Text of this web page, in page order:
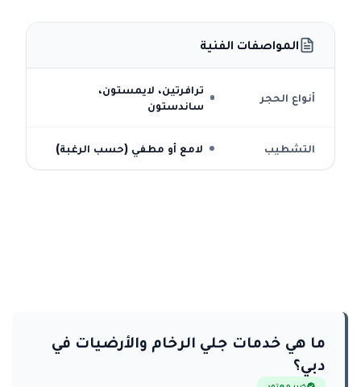
المواصفات الفنية
أنواع الحجر
ترافرتين، لايمستون،
ساندستون
التشطيب لامع أو مطفي (حسب الرغبة)
ما هي خدمات جلي الرخام والأرضيات في
دبي؟